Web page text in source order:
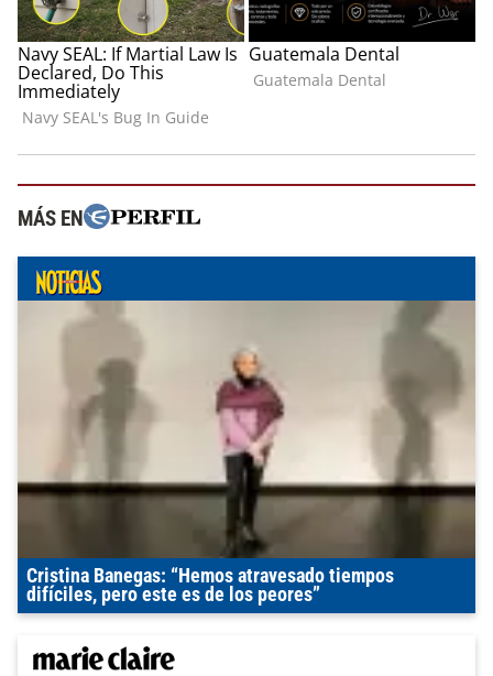
MÁS EN
Cristina Banegas: “Hemos atravesado tiempos
difíciles, pero este es de los peores”